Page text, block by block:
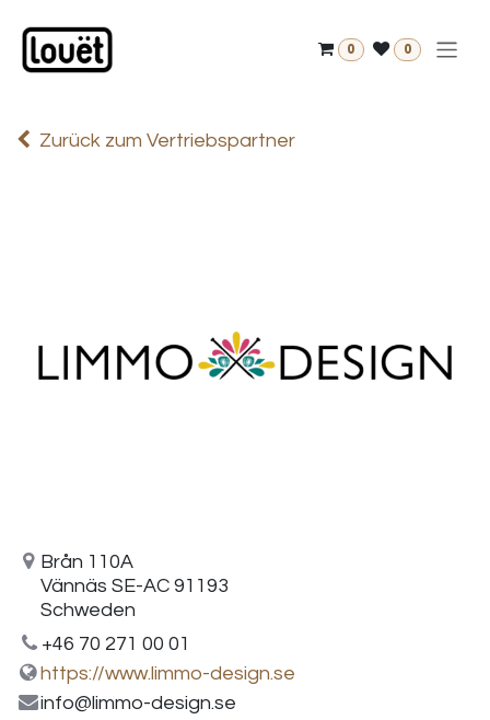
0 0
Zurück zum Vertriebspartner
Brån 110A
Vännäs SE-AC 91193
Schweden
+46 70 271 00 01
https://www.limmo-design.se
info@limmo-design.se